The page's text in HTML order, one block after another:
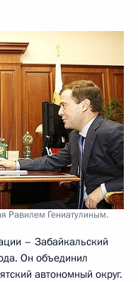
Равилем Гениатулиным.
– Забайкальский
Он объединил
автономный округ.